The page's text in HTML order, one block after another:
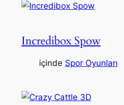
Incredibox Spow
içinde Spor Oyunları